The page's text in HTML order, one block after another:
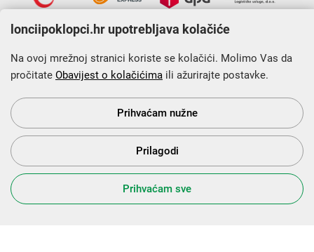
Krajnji primatelj financijskog instrumenta sufinanciranog iz
Europskog fonda za regionalni razvoj u sklopu Operativnog
programa „Konkurentnost i kohezija”.
s Vama od 2014. godine!
lonciipoklopci.hr upotrebljava kolačiće
Na ovoj mrežnoj stranici koriste se kolačići. Molimo Vas da
pročitate Obavijest o kolačićima ili ažurirajte postavke.
Prihvaćam nužne
Prilagodi
Prihvaćam sve